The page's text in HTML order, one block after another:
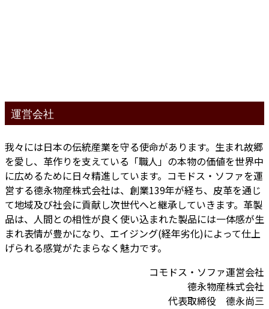
運営会社
我々には日本の伝統産業を守る使命があります。生まれ故郷
を愛し、革作りを支えている「職人」の本物の価値を世界中
に広めるために日々精進しています。コモドス・ソファを運
営する德永物産株式会社は、創業139年が経ち、皮革を通じ
て地域及び社会に貢献し次世代へと継承していきます。革製
品は、人間との相性が良く使い込まれた製品には一体感が生
まれ表情が豊かになり、エイジング(経年劣化)によって仕上
げられる感覚がたまらなく魅力です。
コモドス・ソファ運営会社
德永物産株式会社
代表取締役 德永尚三